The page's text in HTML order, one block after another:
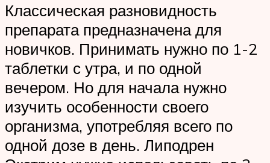
Классическая разновидность
препарата предназначена для
новичков. Принимать нужно по 1-2
таблетки с утра, и по одной
вечером. Но для начала нужно
изучить особенности своего
организма, употребляя всего по
одной дозе в день. Липодрен